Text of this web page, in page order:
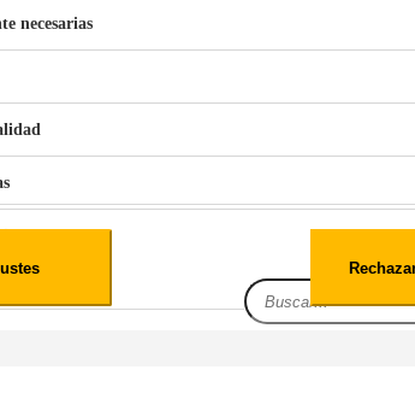
1,1L Limpia Sofás Alfombras Coche SP3
necesarias